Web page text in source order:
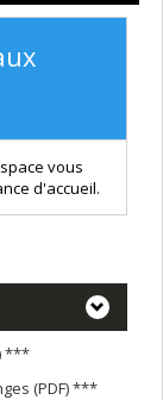
vous
d'accueil.
***
(PDF)***